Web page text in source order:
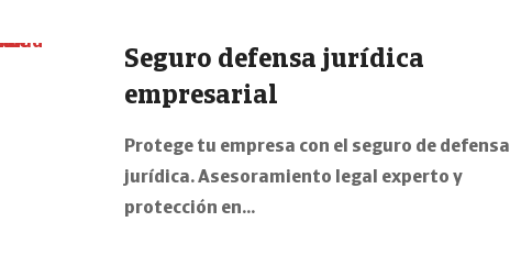
Seguro defensa jurídica
empresarial
Protege tu empresa con el seguro de defensa
jurídica. Asesoramiento legal experto y
protección en…